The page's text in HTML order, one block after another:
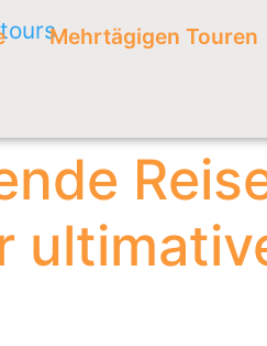
Mehrtägigen Touren